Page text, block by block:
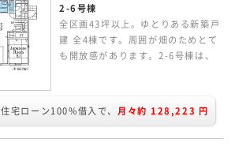
2-6号棟
全区画43坪以上。ゆとりある新築戸
建 全4棟です。周囲が畑のためとて
も開放感があります。2-6号棟は、
㎡の5LDK。家族のつながりを感じ
住宅ローン100%借入で、 月々約 128,223 円